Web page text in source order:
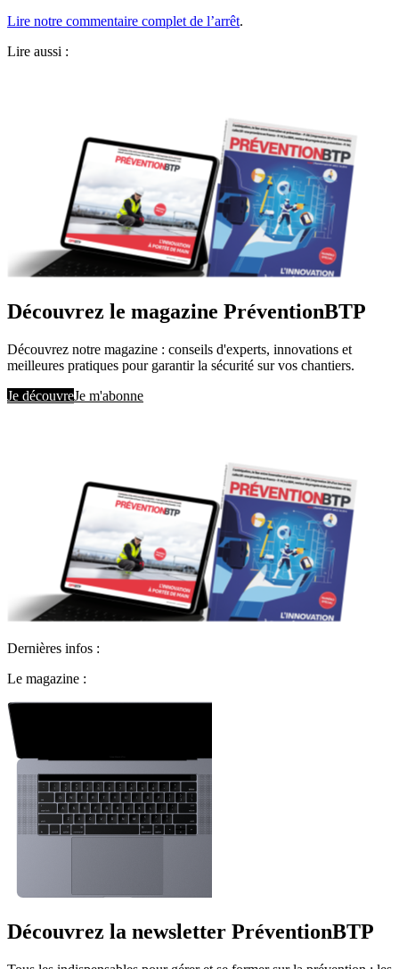
Lire notre commentaire complet de l’arrêt.
Lire aussi :
Découvrez le magazine PréventionBTP
Découvrez notre magazine : conseils d'experts, innovations et
meilleures pratiques pour garantir la sécurité sur vos chantiers.
Je découvreJe m'abonne
Dernières infos :
Le magazine :
Découvrez la newsletter PréventionBTP